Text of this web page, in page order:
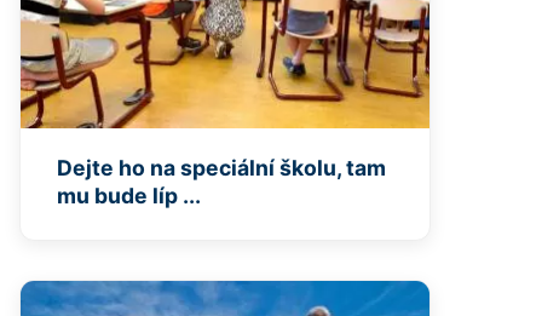
Dejte ho na speciální školu, tam
mu bude líp ...